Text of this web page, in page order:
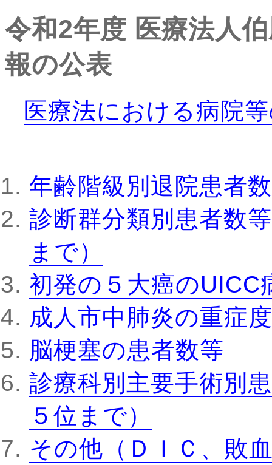
令和2年度 医療法人
報の公表
医療法における病院
年齢階級別退院患者数
診断群分類別患者数
まで）
初発の５大癌のUICC
成人市中肺炎の重症
脳梗塞の患者数等
診療科別主要手術別
５位まで）
その他（ＤＩＣ、敗